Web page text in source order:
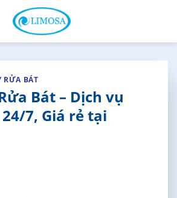
RỬA BÁT
Bát – Dịch vụ
7, Giá rẻ tại